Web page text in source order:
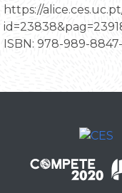
https://
ISBN: 978-989-